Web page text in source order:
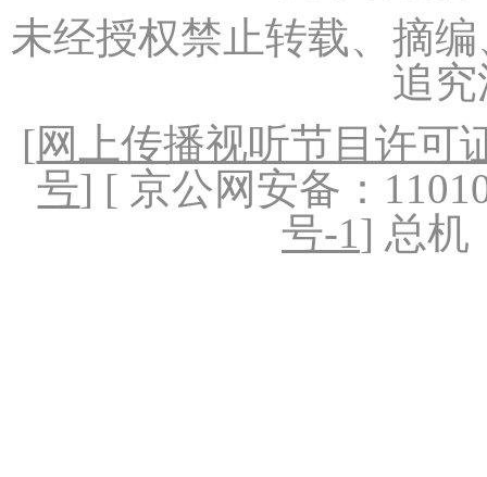
未经授权禁止转载、摘
追
[网上传播视听节目许可
号] [ 京公网安备：
号-1] 总机